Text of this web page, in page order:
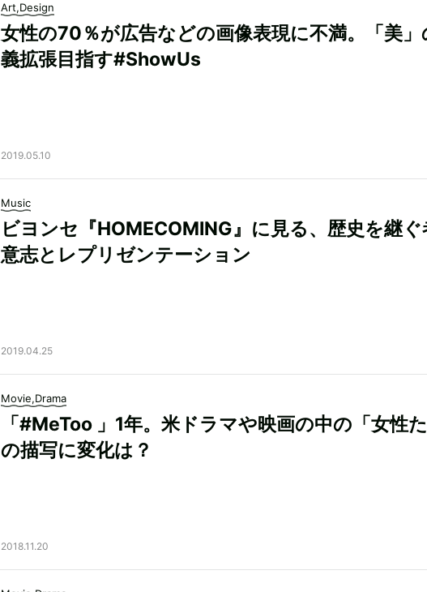
Art,Design
女性の70％が広告などの画像表現に不満。「美」
義拡張目指す#ShowUs
2019.05.10
Music
ビヨンセ『HOMECOMING』に見る、歴史を継ぐ
意志とレプリゼンテーション
2019.04.25
Movie,Drama
「#MeToo 」1年。米ドラマや映画の中の「女性た
の描写に変化は？
2018.11.20